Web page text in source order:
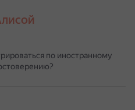
по иностранному